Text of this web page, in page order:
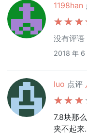
1198han
没有评语
2018 年 6
luo 点评
7.8块那
夹不起